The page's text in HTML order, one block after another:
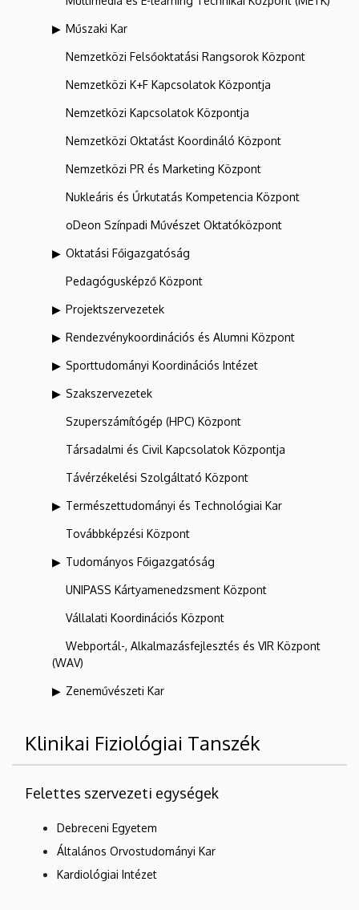
Műszaki Kar
Nemzetközi Felsőoktatási Rangsorok Központ
Nemzetközi K+F Kapcsolatok Központja
Nemzetközi Kapcsolatok Központja
Nemzetközi Oktatást Koordináló Központ
Nemzetközi PR és Marketing Központ
Nukleáris és Űrkutatás Kompetencia Központ
oDeon Színpadi Művészet Oktatóközpont
Oktatási Főigazgatóság
Pedagógusképző Központ
Projektszervezetek
Rendezvénykoordinációs és Alumni Központ
Sporttudományi Koordinációs Intézet
Szakszervezetek
Szuperszámítógép (HPC) Központ
Társadalmi és Civil Kapcsolatok Központja
Távérzékelési Szolgáltató Központ
Természettudományi és Technológiai Kar
Továbbképzési Központ
Tudományos Főigazgatóság
UNIPASS Kártyamenedzsment Központ
Vállalati Koordinációs Központ
Webportál-, Alkalmazásfejlesztés és VIR Központ
(WAV)
Zeneművészeti Kar
Klinikai Fiziológiai Tanszék
Felettes szervezeti egységek
Debreceni Egyetem
Általános Orvostudományi Kar
Kardiológiai Intézet